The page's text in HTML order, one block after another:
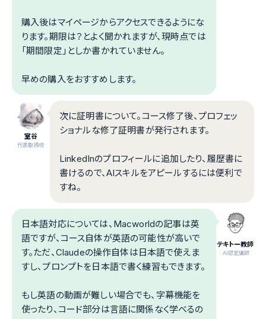
購入後はマイページからアクセスできるようにな
ります。期限は？とよく聞かれますが、現時点では
「期間限定」としか書かれていません。
早めの購入をおすすめします。
室谷
代表取締役
次に証明書について。コース修了後、プロフェッ
ショナルな修了証明書が発行されます。
LinkedInのプロフィールに追加したり、履歴書に
書けるので、AIスキルをアピールするには便利で
すね。
テキトー教師
.AI認定講師
日本語対応については、Macworldの記事は英
語ですが、コース自体が英語の可能性が高いで
す。ただ、Claudeの操作自体は日本語で使えま
すし、プロンプトを日本語で書く練習もできます。
もし英語の動画が難しい場合でも、字幕機能を
使ったり、コード部分は言語に関係なく学べるの